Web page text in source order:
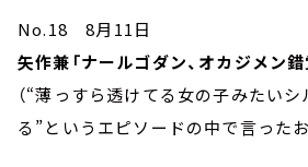
No.18 8月11日
矢作兼「ナールゴダン、オカジメン錯
（“薄っすら透けてる女の子みたい
る”というエピソードの中で言ったお